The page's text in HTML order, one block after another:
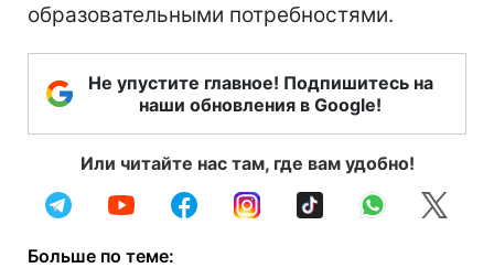
образовательными потребностями.
Не упустите главное! Подпишитесь на
наши обновления в Google!
Или читайте нас там, где вам удобно!
Больше по теме: